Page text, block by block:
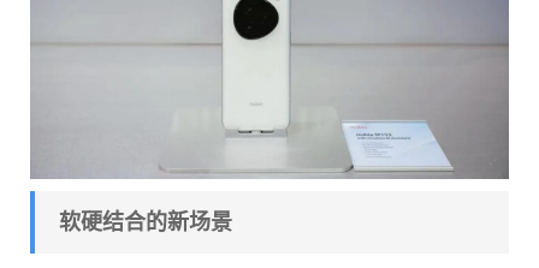
软硬结合的新场景